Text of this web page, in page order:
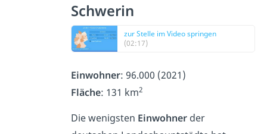
Schwerin
zur Stelle im Video springen
(02:17)
Einwohner: 96.000 (2021)
Fläche: 131 km2
Die wenigsten Einwohner der